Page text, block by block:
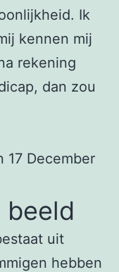
Ik
kennen mij
rekening
dan zou
17 December
beeld
uit
hebben